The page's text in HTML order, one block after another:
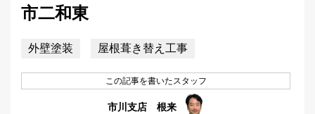
市二和東
外壁塗装 屋根葺き替え工事
この記事を書いたスタッフ
市川支店 根来